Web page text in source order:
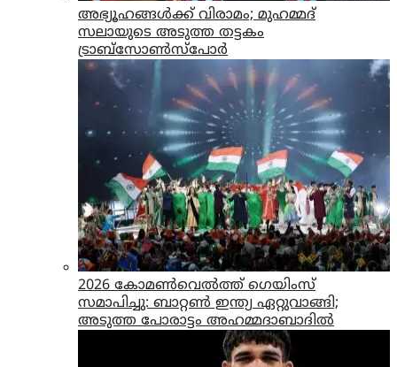
അഭ്യൂഹങ്ങള്‍ക്ക് വിരാമം; മുഹമ്മദ്
സലായുടെ അടുത്ത തട്ടകം
ട്രാബ്സോണ്‍സ്പോര്‍
2026 കോമൺവെൽത്ത് ഗെയിംസ്
സമാപിച്ചു: ബാറ്റൺ ഇന്ത്യ ഏറ്റുവാങ്ങി;
അടുത്ത പോരാട്ടം അഹമ്മദാബാദിൽ